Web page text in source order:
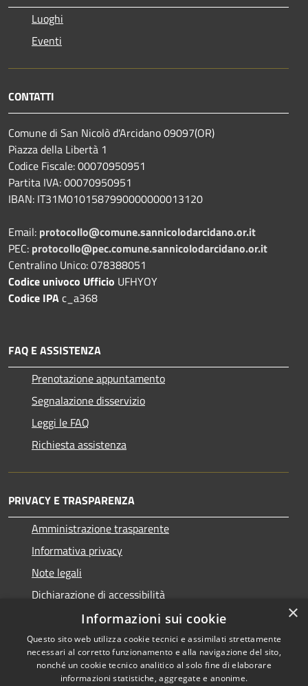
Luoghi
Eventi
CONTATTI
Comune di San Nicolò d'Arcidano 09097(OR)
Piazza della Libertà 1
Codice Fiscale: 00070950951
Partita IVA: 00070950951
IBAN: IT31M0101587990000000013120
Email: protocollo@comune.sannicolodarcidano.or.it
PEC: protocollo@pec.comune.sannicolodarcidano.or.it
Centralino Unico: 078388051
Codice univoco Ufficio UFHYOY
Codice IPAc_a368
FAQ E ASSISTENZA
Prenotazione appuntamento
Segnalazione disservizio
Leggi le FAQ
Richiesta assistenza
PRIVACY E TRASPARENZA
Amministrazione trasparente
Informativa privacy
Note legali
Dichiarazione di accessibilità
Accessibilità
Copyright © 2026 • Comune di
San Nicolò d'Arcidano •
×
Informazioni sui cookie
Questo sito web utilizza cookie tecnici e assimilati strettamente
necessari al corretto funzionamento e alla navigazione del sito,
nonché un cookie tecnico analitico al solo fine di elaborare
informazioni statistiche, aggregate e anonime.